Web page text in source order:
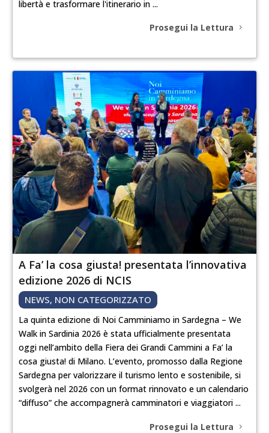
libertà e trasformare l'itinerario in ...
Prosegui la Lettura
A Fa’ la cosa giusta! presentata l’innovativa
edizione 2026 di NCIS
NEWS, NON CATEGORIZZATO
La quinta edizione di Noi Camminiamo in Sardegna – We
Walk in Sardinia 2026 è stata ufficialmente presentata
oggi nell’ambito della Fiera dei Grandi Cammini a Fa’ la
cosa giusta! di Milano. L’evento, promosso dalla Regione
Sardegna per valorizzare il turismo lento e sostenibile, si
svolgerà nel 2026 con un format rinnovato e un calendario
“diffuso” che accompagnerà camminatori e viaggiatori ...
Prosegui la Lettura